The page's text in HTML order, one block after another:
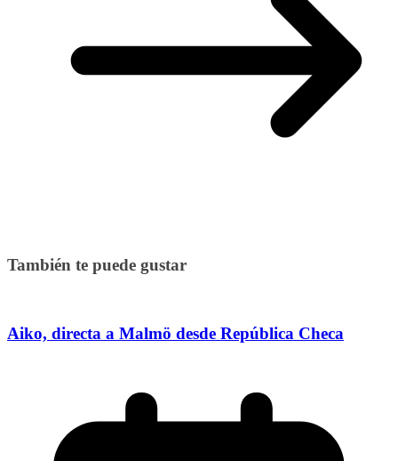
También te puede gustar
Aiko, directa a Malmö desde República Checa